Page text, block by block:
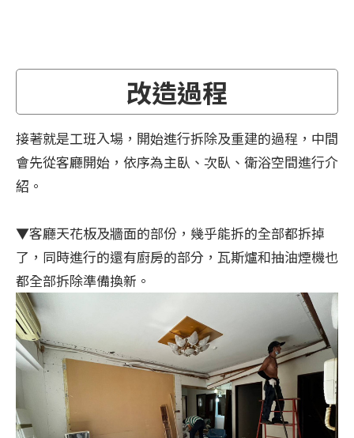
改造過程
接著就是工班入場，開始進行拆除及重建的過程，中間
會先從客廳開始，依序為主臥、次臥、衛浴空間進行介
紹。
▼客廳天花板及牆面的部份，幾乎能拆的全部都拆掉
了，同時進行的還有廚房的部分，瓦斯爐和抽油煙機也
都全部拆除準備換新。